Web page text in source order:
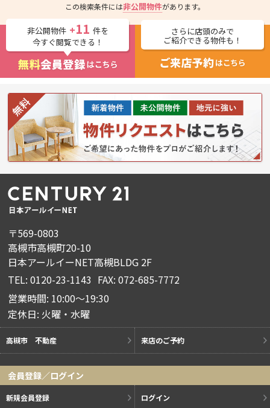
この検索条件には非公開物件があります。
非公開物件 +11 件を
今すぐ閲覧できる！
さらに店頭のみで
ご紹介できる物件も！
〒569-0803
高槻市高槻町20-10
日本アールイーNET高槻BLDG 2F
TEL: 0120-23-1143 FAX: 072-685-7772
営業時間: 10:00～19:30
定休日: 火曜・水曜
高槻市 不動産 来店のご予約
会員登録／ログイン
新規会員登録 ログイン